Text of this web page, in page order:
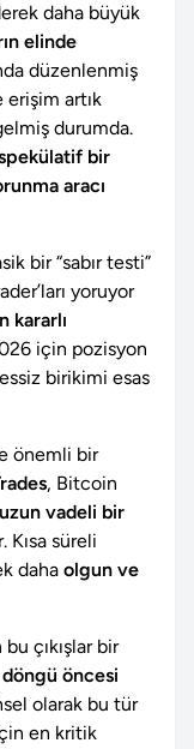
daha büyük
elinde
düzenlenmiş
erişim artık
durumda.
bir
aracı
bir “sabır testi”
yoruyor
kararlı
için pozisyon
birikimi esas
önemli bir
, Bitcoin
vadeli bir
süreli
daha olgun ve
çıkışlar bir
öncesi
olarak bu tür
en kritik